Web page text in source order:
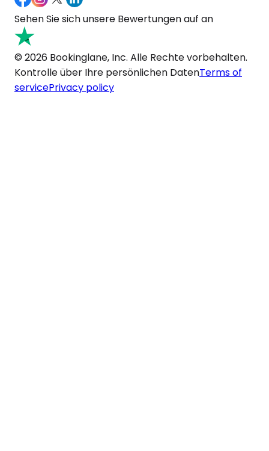
Sehen Sie sich unsere Bewertungen auf an
© 2026 Bookinglane, Inc. Alle Rechte vorbehalten.
Kontrolle über Ihre persönlichen DatenTerms of
servicePrivacy policy